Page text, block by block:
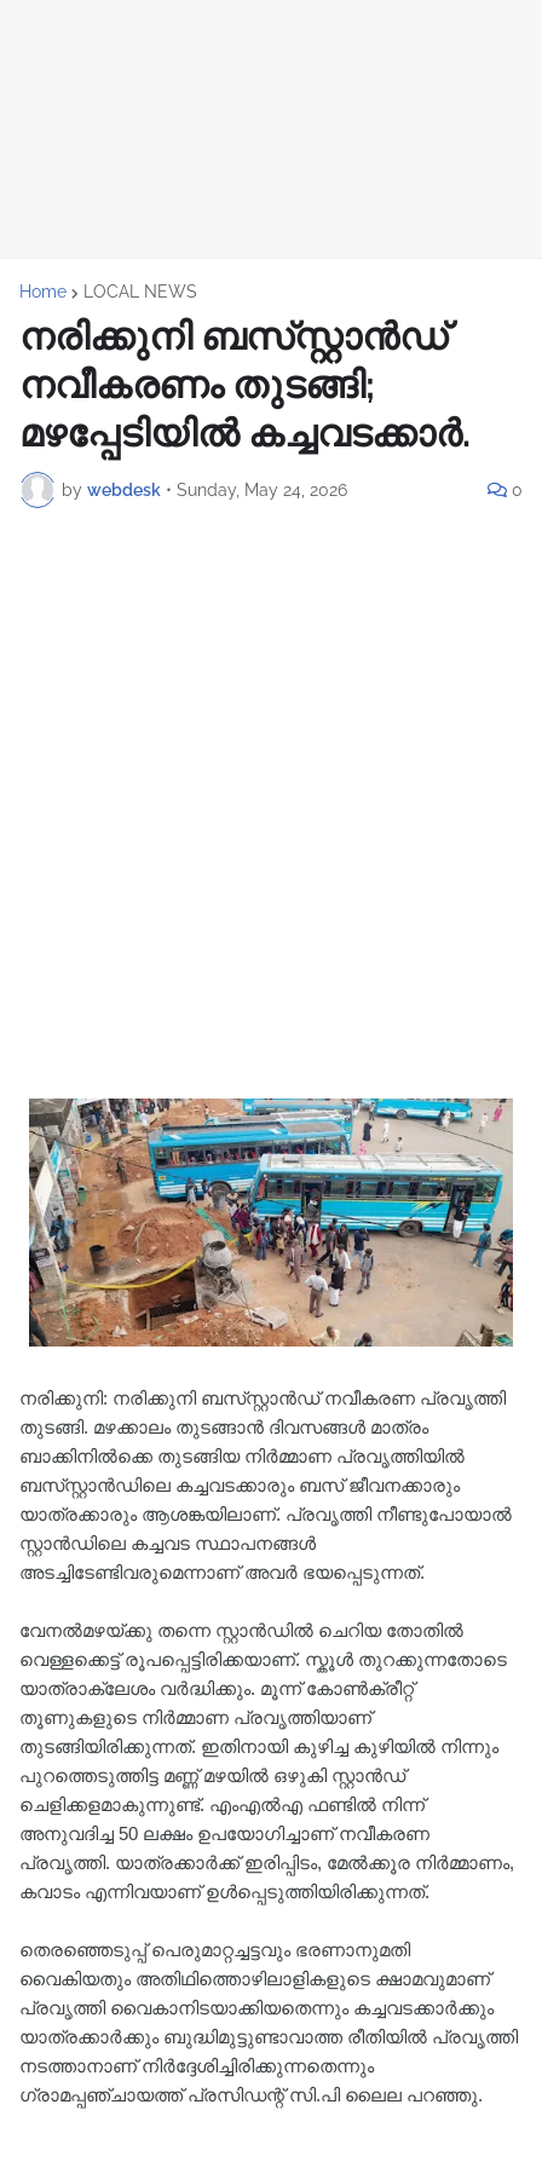
Home LOCAL NEWS
നരിക്കുനി ബസ്‌സ്റ്റാൻഡ്
നവീകരണം തുടങ്ങി;
മഴപ്പേടിയിൽ കച്ചവടക്കാർ.
by webdesk • Sunday, May 24, 2026 0
നരിക്കുനി: നരിക്കുനി ബസ്‌സ്റ്റാൻഡ് നവീകരണ പ്രവൃത്തി
തുടങ്ങി. മഴക്കാലം തുടങ്ങാൻ ദിവസങ്ങൾ മാത്രം
ബാക്കിനിൽക്കെ തുടങ്ങിയ നിർമ്മാണ പ്രവൃത്തിയിൽ
ബസ്‌സ്റ്റാൻഡിലെ കച്ചവടക്കാരും ബസ് ജീവനക്കാരും
യാത്രക്കാരും ആശങ്കയിലാണ്. പ്രവൃത്തി നീണ്ടുപോയാൽ
സ്റ്റാൻഡിലെ കച്ചവട സ്ഥാപനങ്ങൾ
അടച്ചിടേണ്ടിവരുമെന്നാണ് അവർ ഭയപ്പെടുന്നത്.
വേനൽമഴയ്ക്കു തന്നെ സ്റ്റാൻഡിൽ ചെറിയ തോതിൽ
വെള്ളക്കെട്ട് രൂപപ്പെട്ടിരിക്കയാണ്. സ്കൂൾ തുറക്കുന്നതോടെ
യാത്രാക്ലേശം വർദ്ധിക്കും. മൂന്ന് കോൺക്രീറ്റ്
തൂണുകളുടെ നിർമ്മാണ പ്രവൃത്തിയാണ്
തുടങ്ങിയിരിക്കുന്നത്. ഇതിനായി കുഴിച്ച കുഴിയിൽ നിന്നും
പുറത്തെടുത്തിട്ട മണ്ണ് മഴയിൽ ഒഴുകി സ്റ്റാൻഡ്
ചെളിക്കളമാകുന്നുണ്ട്. എംഎൽഎ ഫണ്ടിൽ നിന്ന്
അനുവദിച്ച 50 ലക്ഷം ഉപയോഗിച്ചാണ് നവീകരണ
പ്രവൃത്തി. യാത്രക്കാർക്ക് ഇരിപ്പിടം, മേൽക്കൂര നിർമ്മാണം,
കവാടം എന്നിവയാണ് ഉൾപ്പെടുത്തിയിരിക്കുന്നത്.
തെരഞ്ഞെടുപ്പ് പെരുമാറ്റച്ചട്ടവും ഭരണാനുമതി
വൈകിയതും അതിഥിത്തൊഴിലാളികളുടെ ക്ഷാമവുമാണ്
പ്രവൃത്തി വൈകാനിടയാക്കിയതെന്നും കച്ചവടക്കാർക്കും
യാത്രക്കാർക്കും ബുദ്ധിമുട്ടുണ്ടാവാത്ത രീതിയിൽ പ്രവൃത്തി
നടത്താനാണ് നിർദ്ദേശിച്ചിരിക്കുന്നതെന്നും
ഗ്രാമപ്പഞ്ചായത്ത് പ്രസിഡന്റ് സി.പി ലൈല പറഞ്ഞു.